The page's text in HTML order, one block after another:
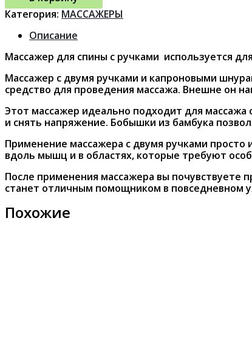
Категория: МАССАЖЕРЫ
Описание
Массажер для спины с ручками используется
Массажер с двумя ручками и капроновыми
средство для проведения массажа. Внешне он
Этот массажер идеально подходит для
и снять напряжение. Бобышки из бамбука
Применение массажера с двумя ручками
вдоль мышц и в областях, которые требуют
После применения массажера вы почувствуете
станет отличным помощником в повседневном
Похожие